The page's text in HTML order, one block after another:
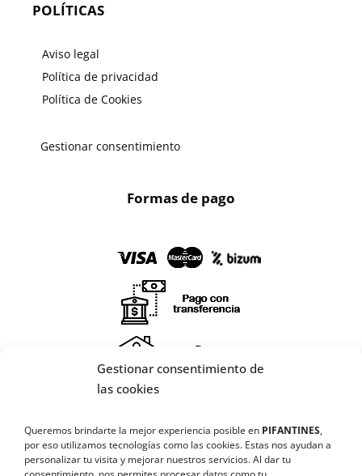
Gestionar consentimiento de
las cookies
Queremos brindarte la mejor experiencia posible en PIFANTINES,
por eso utilizamos tecnologías como las cookies. Estas nos ayudan a
personalizar tu visita y mejorar nuestros servicios. Al dar tu
POLÍTICAS
Aviso legal
Política de privacidad
Política de Cookies
Gestionar consentimiento
Formas de pago
¡SÍGUENOS EN REDES SOCIALES!
CAMBIO/DEVOLUCIÓN